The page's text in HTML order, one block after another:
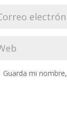
Guarda mi